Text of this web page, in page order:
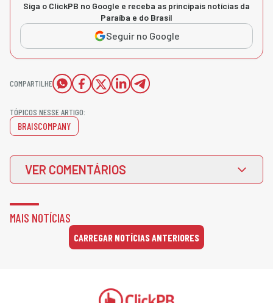
Siga o ClickPB no Google e receba as principais notícias da
Paraíba e do Brasil
Seguir no Google
COMPARTILHE
TÓPICOS NESSE ARTIGO:
BRAISCOMPANY
VER COMENTÁRIOS
MAIS NOTÍCIAS
CARREGAR NOTÍCIAS ANTERIORES